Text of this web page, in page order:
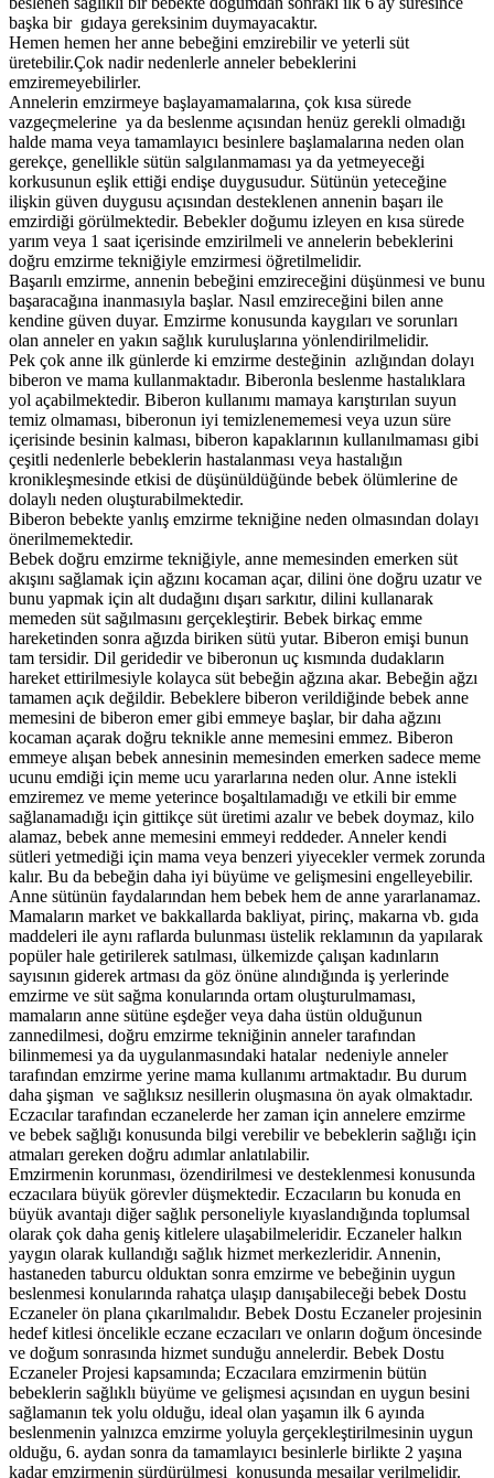
başka bir gıdaya gereksinim duymayacaktır.
Hemen hemen her anne bebeğini emzirebilir ve yeterli süt
üretebilir.Çok nadir nedenlerle anneler bebeklerini
emziremeyebilirler.
Annelerin emzirmeye başlayamamalarına, çok kısa sürede
vazgeçmelerine ya da beslenme açısından henüz gerekli olmadığı
halde mama veya tamamlayıcı besinlere başlamalarına neden olan
gerekçe, genellikle sütün salgılanmaması ya da yetmeyeceği
korkusunun eşlik ettiği endişe duygusudur. Sütünün yeteceğine
ilişkin güven duygusu açısından desteklenen annenin başarı ile
emzirdiği görülmektedir. Bebekler doğumu izleyen en kısa sürede
yarım veya 1 saat içerisinde emzirilmeli ve annelerin bebeklerini
doğru emzirme tekniğiyle emzirmesi öğretilmelidir.
Başarılı emzirme, annenin bebeğini emzireceğini düşünmesi ve bunu
başaracağına inanmasıyla başlar. Nasıl emzireceğini bilen anne
kendine güven duyar. Emzirme konusunda kaygıları ve sorunları
olan anneler en yakın sağlık kuruluşlarına yönlendirilmelidir.
Pek çok anne ilk günlerde ki emzirme desteğinin azlığından dolayı
biberon ve mama kullanmaktadır. Biberonla beslenme hastalıklara
yol açabilmektedir. Biberon kullanımı mamaya karıştırılan suyun
temiz olmaması, biberonun iyi temizlenememesi veya uzun süre
içerisinde besinin kalması, biberon kapaklarının kullanılmaması gibi
çeşitli nedenlerle bebeklerin hastalanması veya hastalığın
kronikleşmesinde etkisi de düşünüldüğünde bebek ölümlerine de
dolaylı neden oluşturabilmektedir.
Biberon bebekte yanlış emzirme tekniğine neden olmasından dolayı
önerilmemektedir.
Bebek doğru emzirme tekniğiyle, anne memesinden emerken süt
akışını sağlamak için ağzını kocaman açar, dilini öne doğru uzatır ve
bunu yapmak için alt dudağını dışarı sarkıtır, dilini kullanarak
memeden süt sağılmasını gerçekleştirir. Bebek birkaç emme
hareketinden sonra ağızda biriken sütü yutar. Biberon emişi bunun
tam tersidir. Dil geridedir ve biberonun uç kısmında dudakların
hareket ettirilmesiyle kolayca süt bebeğin ağzına akar. Bebeğin ağzı
tamamen açık değildir. Bebeklere biberon verildiğinde bebek anne
memesini de biberon emer gibi emmeye başlar, bir daha ağzını
kocaman açarak doğru teknikle anne memesini emmez. Biberon
emmeye alışan bebek annesinin memesinden emerken sadece meme
ucunu emdiği için meme ucu yararlarına neden olur. Anne istekli
emziremez ve meme yeterince boşaltılamadığı ve etkili bir emme
sağlanamadığı için gittikçe süt üretimi azalır ve bebek doymaz, kilo
alamaz, bebek anne memesini emmeyi reddeder. Anneler kendi
sütleri yetmediği için mama veya benzeri yiyecekler vermek zorunda
kalır. Bu da bebeğin daha iyi büyüme ve gelişmesini engelleyebilir.
Anne sütünün faydalarından hem bebek hem de anne yararlanamaz.
Mamaların market ve bakkallarda bakliyat, pirinç, makarna vb. gıda
maddeleri ile aynı raflarda bulunması üstelik reklamının da yapılarak
popüler hale getirilerek satılması, ülkemizde çalışan kadınların
sayısının giderek artması da göz önüne alındığında iş yerlerinde
emzirme ve süt sağma konularında ortam oluşturulmaması,
mamaların anne sütüne eşdeğer veya daha üstün olduğunun
zannedilmesi, doğru emzirme tekniğinin anneler tarafından
bilinmemesi ya da uygulanmasındaki hatalar nedeniyle anneler
tarafından emzirme yerine mama kullanımı artmaktadır. Bu durum
daha şişman ve sağlıksız nesillerin oluşmasına ön ayak olmaktadır.
Eczacılar tarafından eczanelerde her zaman için annelere emzirme
ve bebek sağlığı konusunda bilgi verebilir ve bebeklerin sağlığı için
atmaları gereken doğru adımlar anlatılabilir.
Emzirmenin korunması, özendirilmesi ve desteklenmesi konusunda
eczacılara büyük görevler düşmektedir. Eczacıların bu konuda en
büyük avantajı diğer sağlık personeliyle kıyaslandığında toplumsal
olarak çok daha geniş kitlelere ulaşabilmeleridir. Eczaneler halkın
yaygın olarak kullandığı sağlık hizmet merkezleridir. Annenin,
hastaneden taburcu olduktan sonra emzirme ve bebeğinin uygun
beslenmesi konularında rahatça ulaşıp danışabileceği bebek Dostu
Eczaneler ön plana çıkarılmalıdır. Bebek Dostu Eczaneler projesinin
hedef kitlesi öncelikle eczane eczacıları ve onların doğum öncesinde
ve doğum sonrasında hizmet sunduğu annelerdir. Bebek Dostu
Eczaneler Projesi kapsamında; Eczacılara emzirmenin bütün
bebeklerin sağlıklı büyüme ve gelişmesi açısından en uygun besini
sağlamanın tek yolu olduğu, ideal olan yaşamın ilk 6 ayında
beslenmenin yalnızca emzirme yoluyla gerçekleştirilmesinin uygun
olduğu, 6. aydan sonra da tamamlayıcı besinlerle birlikte 2 yaşına
kadar emzirmenin sürdürülmesi konusunda mesajlar verilmelidir.